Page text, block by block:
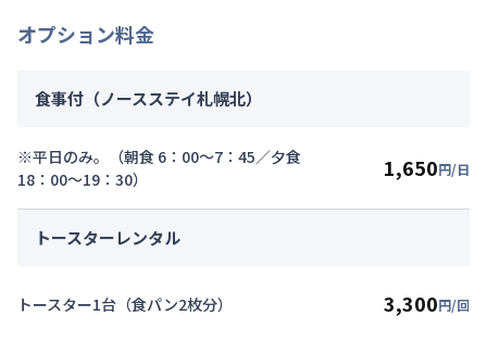
オプション料金
食事付（ノースステイ札幌北）
※平日のみ。（朝食 6：00～7：45／夕食
18：00～19：30）
1,650円/日
トースターレンタル
トースター1台（食パン2枚分） 3,300円/回